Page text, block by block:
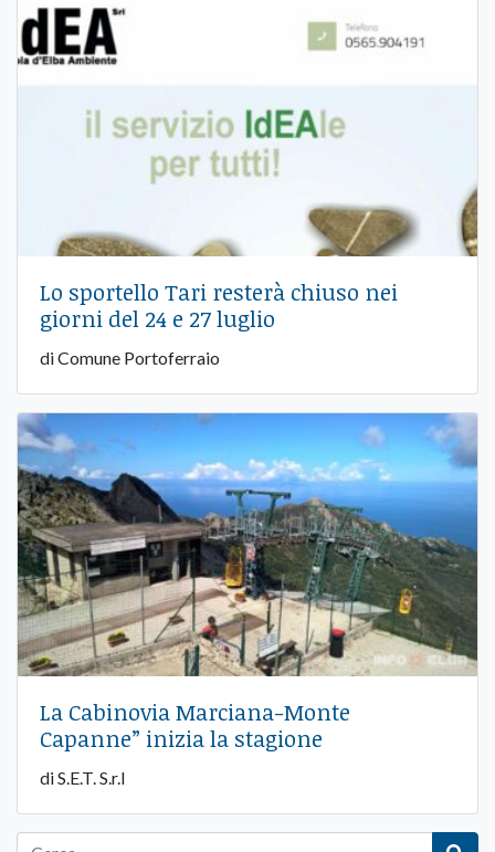
Lo sportello Tari resterà chiuso nei
giorni del 24 e 27 luglio
di Comune Portoferraio
La Cabinovia Marciana-Monte
Capanne” inizia la stagione
di S.E.T. S.r.l